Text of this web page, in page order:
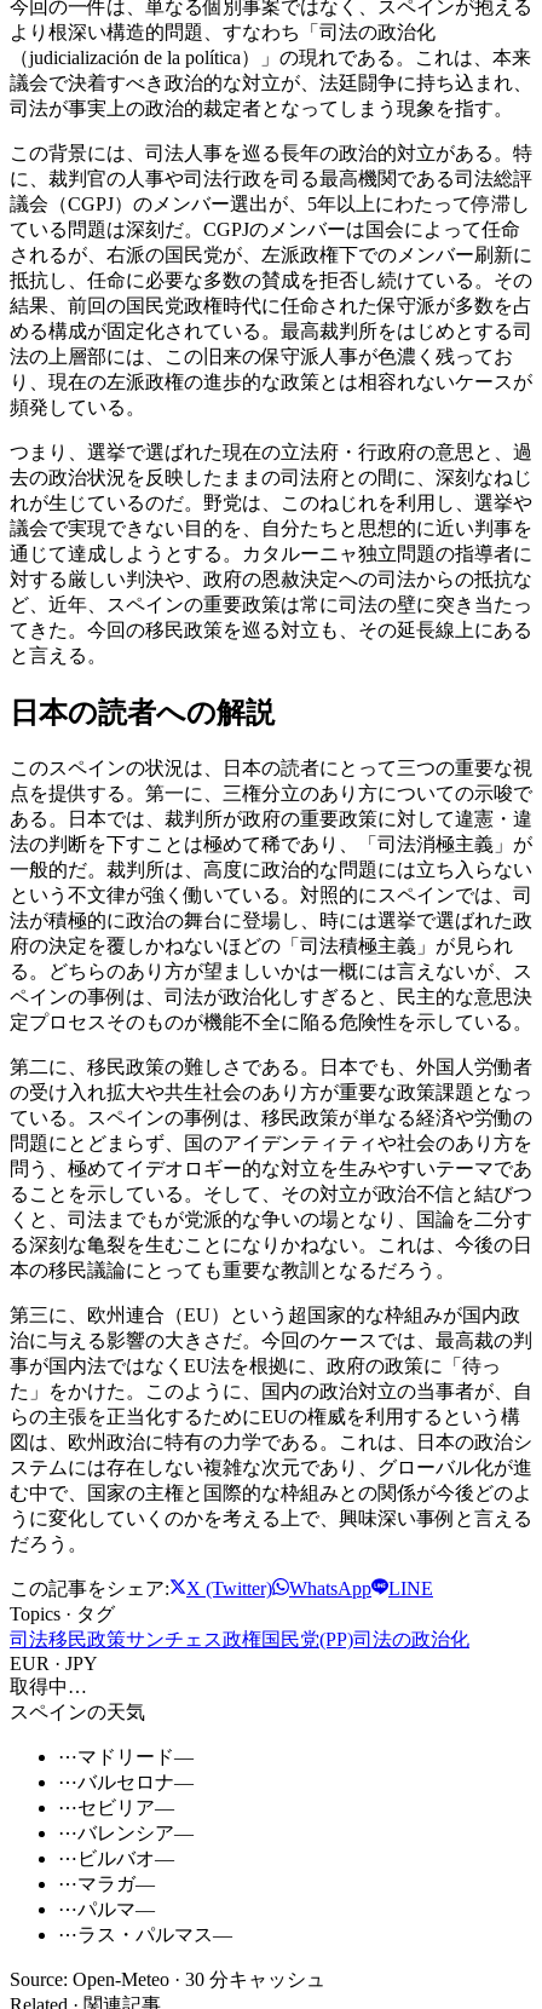
今回の一件は、単なる個別事案ではなく、スペインが抱える
より根深い構造的問題、すなわち「司法の政治化
（judicialización de la política）」の現れである。これは、本来
議会で決着すべき政治的な対立が、法廷闘争に持ち込まれ、
司法が事実上の政治的裁定者となってしまう現象を指す。
この背景には、司法人事を巡る長年の政治的対立がある。特
に、裁判官の人事や司法行政を司る最高機関である司法総評
議会（CGPJ）のメンバー選出が、5年以上にわたって停滞し
ている問題は深刻だ。CGPJのメンバーは国会によって任命
されるが、右派の国民党が、左派政権下でのメンバー刷新に
抵抗し、任命に必要な多数の賛成を拒否し続けている。その
結果、前回の国民党政権時代に任命された保守派が多数を占
める構成が固定化されている。最高裁判所をはじめとする司
法の上層部には、この旧来の保守派人事が色濃く残ってお
り、現在の左派政権の進歩的な政策とは相容れないケースが
頻発している。
つまり、選挙で選ばれた現在の立法府・行政府の意思と、過
去の政治状況を反映したままの司法府との間に、深刻なねじ
れが生じているのだ。野党は、このねじれを利用し、選挙や
議会で実現できない目的を、自分たちと思想的に近い判事を
通じて達成しようとする。カタルーニャ独立問題の指導者に
対する厳しい判決や、政府の恩赦決定への司法からの抵抗な
ど、近年、スペインの重要政策は常に司法の壁に突き当たっ
てきた。今回の移民政策を巡る対立も、その延長線上にある
と言える。
日本の読者への解説
このスペインの状況は、日本の読者にとって三つの重要な視
点を提供する。第一に、三権分立のあり方についての示唆で
ある。日本では、裁判所が政府の重要政策に対して違憲・違
法の判断を下すことは極めて稀であり、「司法消極主義」が
一般的だ。裁判所は、高度に政治的な問題には立ち入らない
という不文律が強く働いている。対照的にスペインでは、司
法が積極的に政治の舞台に登場し、時には選挙で選ばれた政
府の決定を覆しかねないほどの「司法積極主義」が見られ
る。どちらのあり方が望ましいかは一概には言えないが、ス
ペインの事例は、司法が政治化しすぎると、民主的な意思決
定プロセスそのものが機能不全に陥る危険性を示している。
第二に、移民政策の難しさである。日本でも、外国人労働者
の受け入れ拡大や共生社会のあり方が重要な政策課題となっ
ている。スペインの事例は、移民政策が単なる経済や労働の
問題にとどまらず、国のアイデンティティや社会のあり方を
問う、極めてイデオロギー的な対立を生みやすいテーマであ
ることを示している。そして、その対立が政治不信と結びつ
くと、司法までもが党派的な争いの場となり、国論を二分す
る深刻な亀裂を生むことになりかねない。これは、今後の日
本の移民議論にとっても重要な教訓となるだろう。
第三に、欧州連合（EU）という超国家的な枠組みが国内政
治に与える影響の大きさだ。今回のケースでは、最高裁の判
事が国内法ではなくEU法を根拠に、政府の政策に「待っ
た」をかけた。このように、国内の政治対立の当事者が、自
らの主張を正当化するためにEUの権威を利用するという構
図は、欧州政治に特有の力学である。これは、日本の政治シ
ステムには存在しない複雑な次元であり、グローバル化が進
む中で、国家の主権と国際的な枠組みとの関係が今後どのよ
うに変化していくのかを考える上で、興味深い事例と言える
だろう。
この記事をシェア: X (Twitter) WhatsApp
LINE
Topics · タグ
司法移民政策サンチェス政権国民党(PP)司法の政治化
EUR · JPY
取得中…
スペインの天気
⋯マドリード—
⋯バルセロナ—
⋯セビリア—
⋯バレンシア—
⋯ ビルバオ—
⋯マラガ—
⋯パルマ—
⋯ラス・パルマス—
Source: Open-Meteo · 30 分キャッシュ
Related · 関連記事